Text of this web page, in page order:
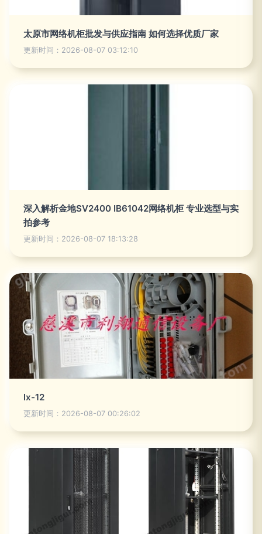
太原市网络机柜批发与供应指南 如何选择优质厂家
更新时间：2026-08-07 03:12:10
深入解析金地SV2400 IB61042网络机柜 专业选型与实
拍参考
更新时间：2026-08-07 18:13:28
lx-12
更新时间：2026-08-07 00:26:02